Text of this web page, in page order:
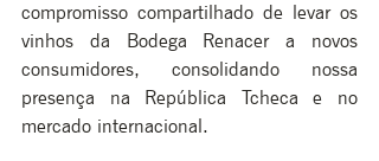
compromisso compartilhado de levar os
vinhos da Bodega Renacer a novos
consumidores, consolidando nossa
presença na República Tcheca e no
mercado internacional.